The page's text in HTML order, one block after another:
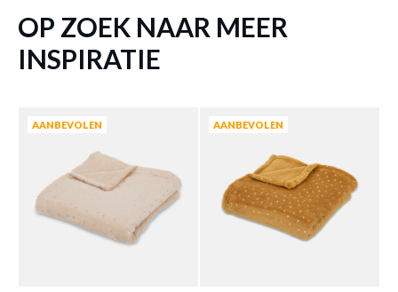
BREEDTE 75 cm
OP ZOEK NAAR MEER
INSPIRATIE
AANBEVOLEN AANBEVOLEN
aan je winkelmandje